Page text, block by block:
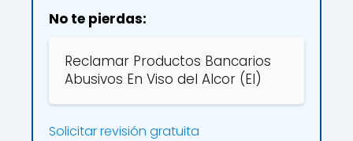
No te pierdas:
Reclamar Productos Bancarios
Abusivos En Viso del Alcor (El)
Solicitar revisión gratuita